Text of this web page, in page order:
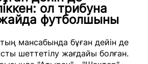
ол трибуна
футболшыны
мансабында бұған дейін де
шеттетілу жағдайы болған.